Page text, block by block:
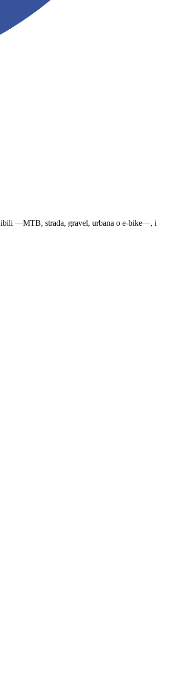
—MTB, strada, gravel, urbana o e-bike—, i